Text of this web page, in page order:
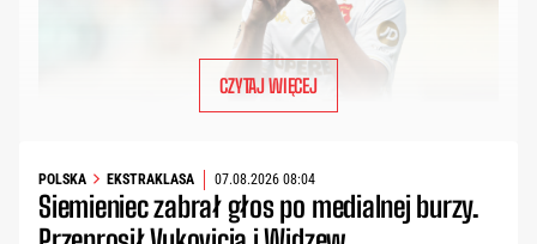
CZYTAJ WIĘCEJ
POLSKA EKSTRAKLASA 07.08.2026 08:04
Siemieniec zabrał głos po medialnej burzy.